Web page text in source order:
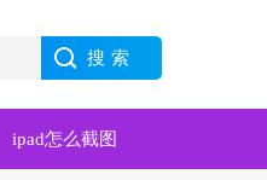
ipad怎么截图